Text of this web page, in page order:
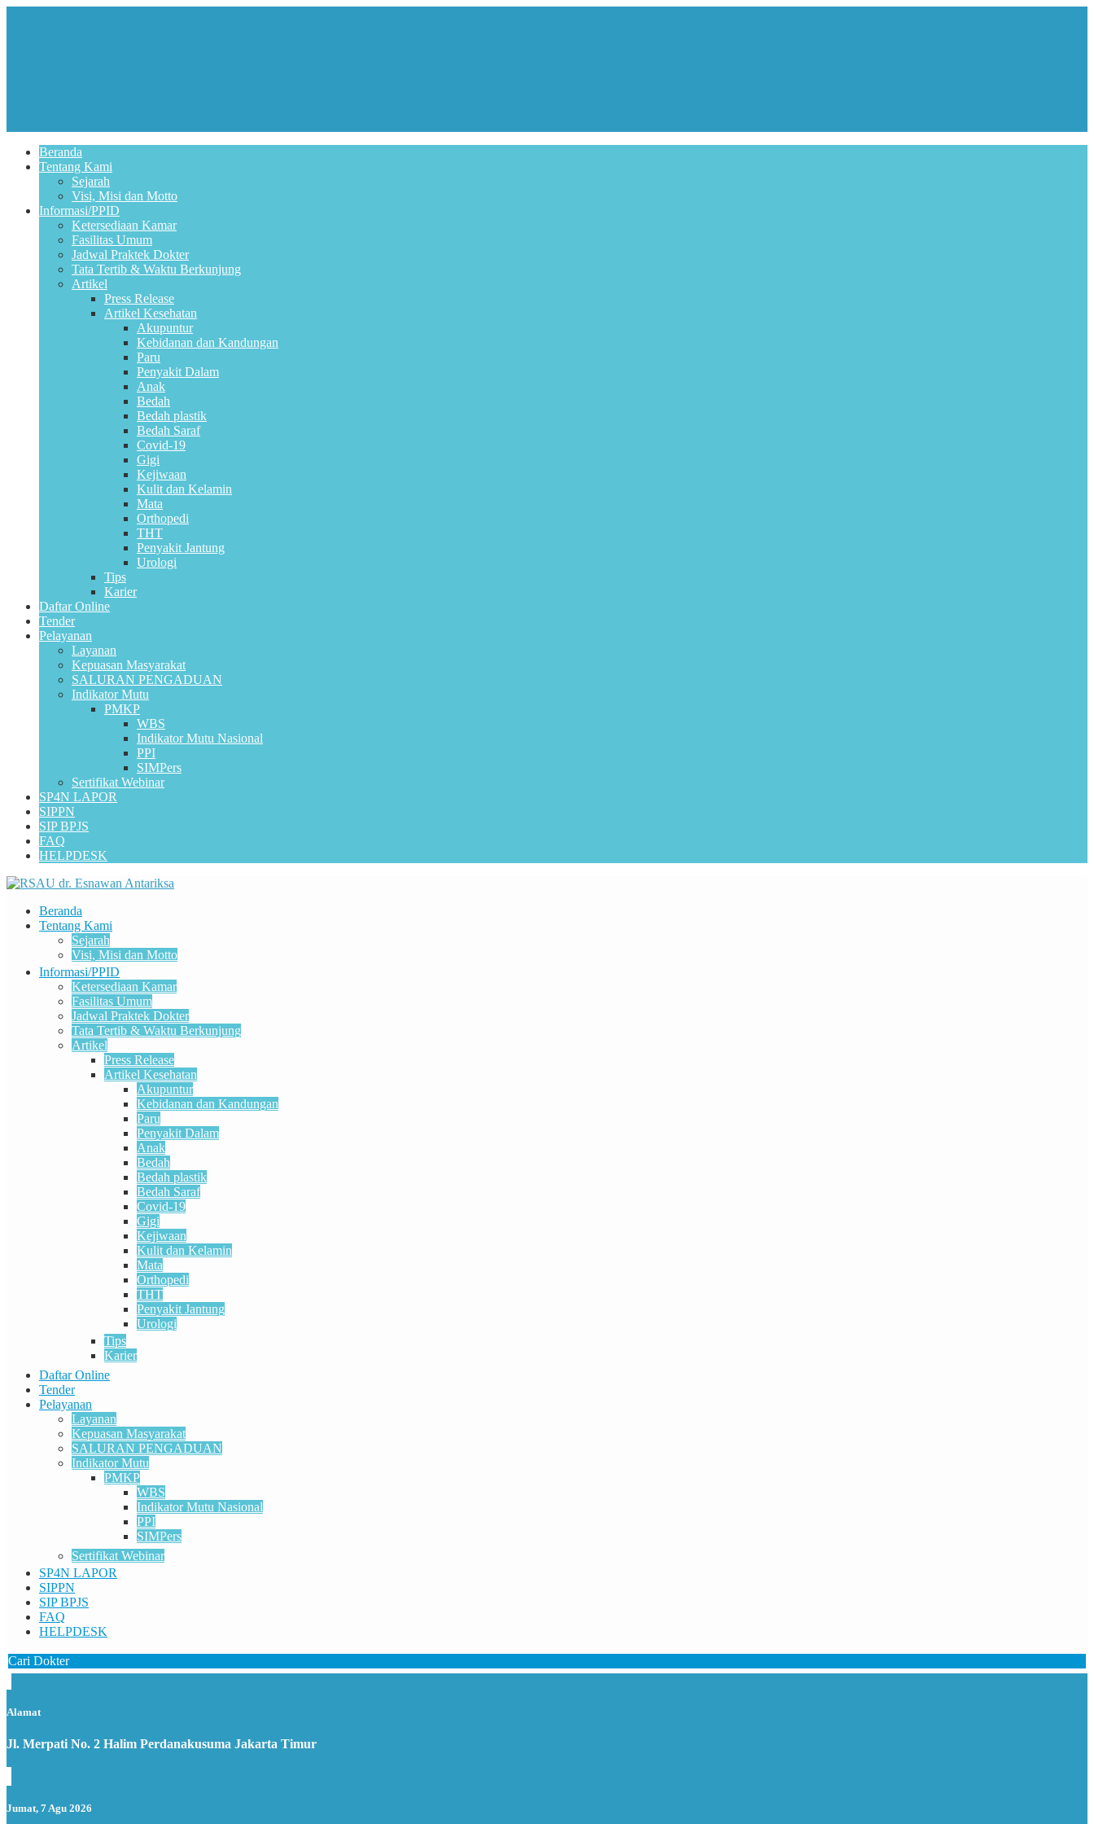
Beranda
Tentang Kami
Sejarah
Visi, Misi dan Motto
Informasi/PPID
Ketersediaan Kamar
Fasilitas Umum
Jadwal Praktek Dokter
Tata Tertib & Waktu Berkunjung
Artikel
Press Release
Artikel Kesehatan
Akupuntur
Kebidanan dan Kandungan
Paru
Penyakit Dalam
Anak
Bedah
Bedah plastik
Bedah Saraf
Covid-19
Gigi
Kejiwaan
Kulit dan Kelamin
Mata
Orthopedi
THT
Penyakit Jantung
Urologi
Tips
Karier
Daftar Online
Tender
Pelayanan
Layanan
Kepuasan Masyarakat
SALURAN PENGADUAN
Indikator Mutu
PMKP
WBS
Indikator Mutu Nasional
PPI
SIMPers
Sertifikat Webinar
SP4N LAPOR
SIPPN
SIP BPJS
FAQ
HELPDESK
Beranda
Tentang Kami
Sejarah
Visi, Misi dan Motto
Informasi/PPID
Ketersediaan Kamar
Fasilitas Umum
Jadwal Praktek Dokter
Tata Tertib & Waktu Berkunjung
Artikel
Press Release
Artikel Kesehatan
Akupuntur
Kebidanan dan Kandungan
Paru
Penyakit Dalam
Anak
Bedah
Bedah plastik
Bedah Saraf
Covid-19
Gigi
Kejiwaan
Kulit dan Kelamin
Mata
Orthopedi
THT
Penyakit Jantung
Urologi
Tips
Karier
Daftar Online
Tender
Pelayanan
Layanan
Kepuasan Masyarakat
SALURAN PENGADUAN
Indikator Mutu
PMKP
WBS
Indikator Mutu Nasional
PPI
SIMPers
Sertifikat Webinar
SP4N LAPOR
SIPPN
SIP BPJS
FAQ
HELPDESK
Cari Dokter
Alamat
Jl. Merpati No. 2 Halim Perdanakusuma Jakarta Timur
Jumat, 7 Agu 2026